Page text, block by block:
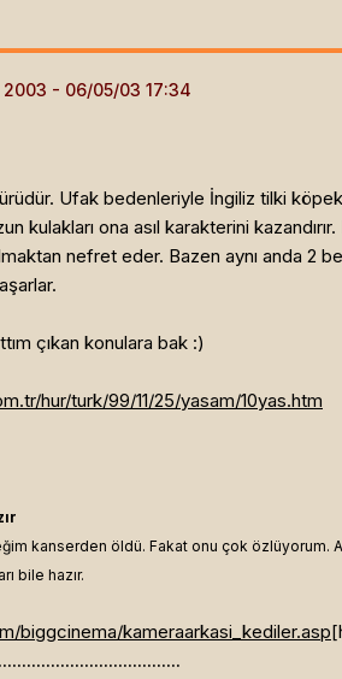
2003
Ufak bedenleriyle İngiliz tilki
kulakları ona asıl karakterini
nefret eder. Bazen aynı anda 2
çıkan konulara bak :)
hur/turk/99/11/25/yasam/10yas.htm
kanserden öldü. Fakat onu çok özlüyorum.
bile hazır.
biggcinema/kameraarkasi_kediler.asp